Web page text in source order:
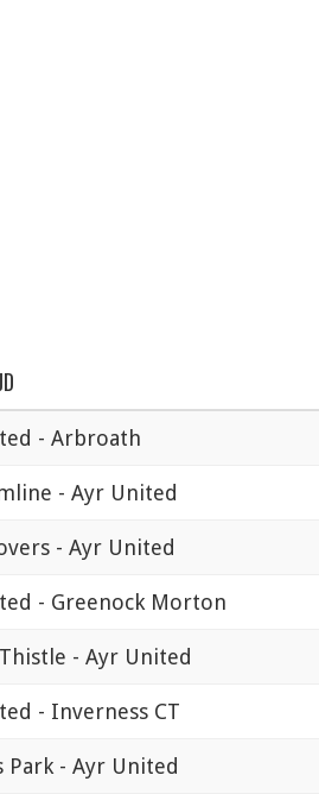
- Arbroath
- Ayr United
- Ayr United
- Greenock Morton
- Ayr United
- Inverness CT
Park - Ayr United